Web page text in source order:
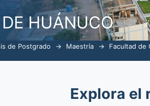
HUÁNUCO
de Postgrado → Maestría → Facultad de
Explora el